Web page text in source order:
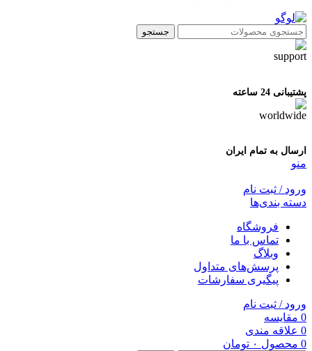
جستجو
پشتیبانی 24 ساعته
ارسال به تمام ایران
منو
ورود / ثبت نام
دسته بندی‌ها
فروشگاه
تماس با ما
وبلاگ
پرسش‌های متداول
پیگیری سفارشات
ورود / ثبت نام
0 مقایسه
0 علاقه مندی
0 محصول ۰ تومان